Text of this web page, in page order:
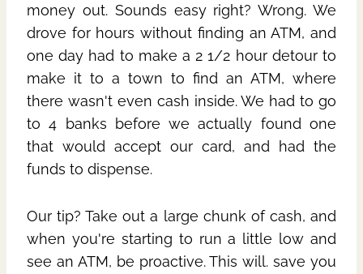
money out. Sounds easy right? Wrong. We
drove for hours without finding an ATM, and
one day had to make a 2 1/2 hour detour to
make it to a town to find an ATM, where
there wasn't even cash inside. We had to go
to 4 banks before we actually found one
that would accept our card, and had the
funds to dispense.
Our tip? Take out a large chunk of cash, and
when you're starting to run a little low and
see an ATM, be proactive. This will. save you